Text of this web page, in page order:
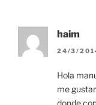
haim
24/3/
Hola
me
donde